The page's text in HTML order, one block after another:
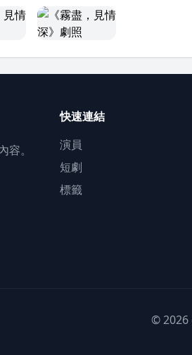
。
快速連結
演員
短劇
標籤
© 2026